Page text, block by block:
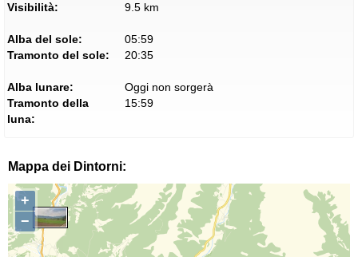
Visibilità:
9.5 km
Alba del sole:
05:59
Tramonto del sole:
20:35
Alba lunare:
Oggi non sorgerà
Tramonto della
luna:
15:59
Mappa dei Dintorni:
+
−